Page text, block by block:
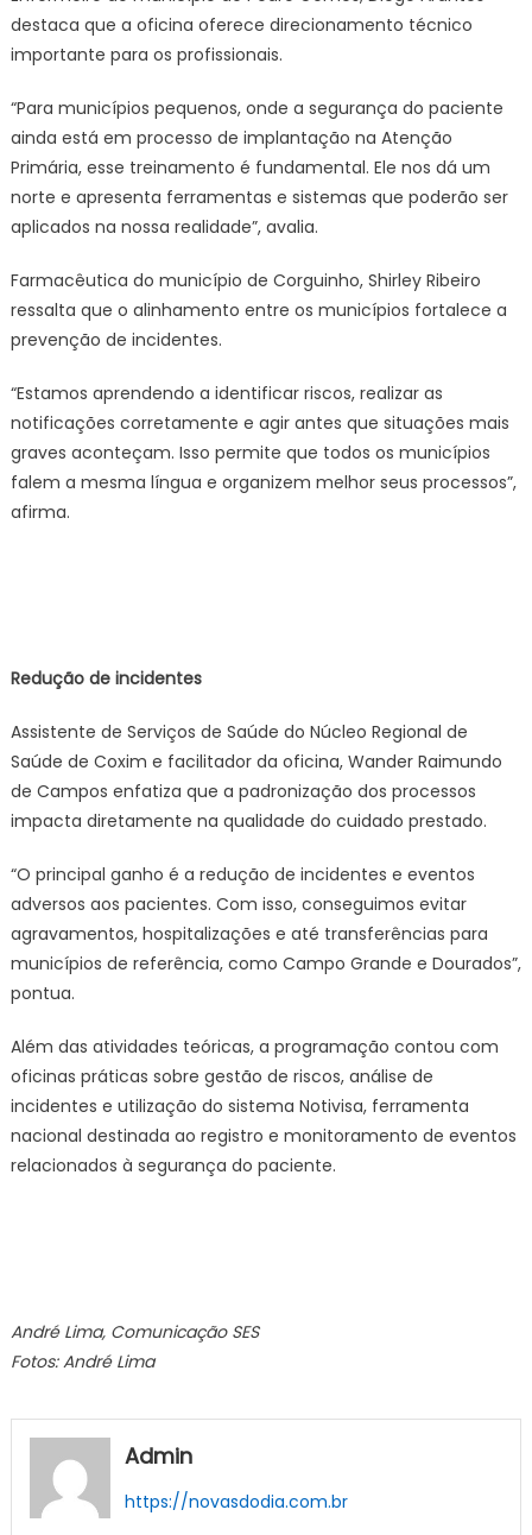
destaca que a oficina oferece direcionamento técnico
importante para os profissionais.
“Para municípios pequenos, onde a segurança do paciente
ainda está em processo de implantação na Atenção
Primária, esse treinamento é fundamental. Ele nos dá um
norte e apresenta ferramentas e sistemas que poderão ser
aplicados na nossa realidade”, avalia.
Farmacêutica do município de Corguinho, Shirley Ribeiro
ressalta que o alinhamento entre os municípios fortalece a
prevenção de incidentes.
“Estamos aprendendo a identificar riscos, realizar as
notificações corretamente e agir antes que situações mais
graves aconteçam. Isso permite que todos os municípios
falem a mesma língua e organizem melhor seus processos”,
afirma.
Redução de incidentes
Assistente de Serviços de Saúde do Núcleo Regional de
Saúde de Coxim e facilitador da oficina, Wander Raimundo
de Campos enfatiza que a padronização dos processos
impacta diretamente na qualidade do cuidado prestado.
“O principal ganho é a redução de incidentes e eventos
adversos aos pacientes. Com isso, conseguimos evitar
agravamentos, hospitalizações e até transferências para
municípios de referência, como Campo Grande e Dourados”,
pontua.
Além das atividades teóricas, a programação contou com
oficinas práticas sobre gestão de riscos, análise de
incidentes e utilização do sistema Notivisa, ferramenta
nacional destinada ao registro e monitoramento de eventos
relacionados à segurança do paciente.
André Lima, Comunicação SES
Fotos: André Lima
Admin
https://novasdodia.com.br